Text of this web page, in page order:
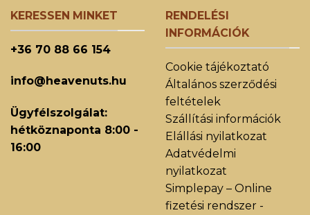
KERESSEN MINKET
+36 70 88 66 154
info@heavenuts.hu
Ügyfélszolgálat:
hétköznaponta 8:00 -
16:00
RENDELÉSI
INFORMÁCIÓK
Cookie tájékoztató
Általános szerződési
feltételek
Szállítási információk
Elállási nyilatkozat
Adatvédelmi
nyilatkozat
Simplepay – Online
fizetési rendszer -